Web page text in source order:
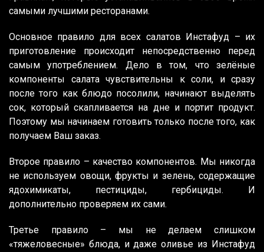
самыми лучшими ресторанами.
Основное правило для всех салатов Инстафуд – их
приготовление происходит непосредственно перед
самым употреблением. Дело в том, что зелёные
компоненты салата чувствительны к соли, и сразу
после того как блюдо посолили, начинают выделять
сок, который скапливается на дне и портит продукт.
Поэтому мы начинаем готовить только после того, как
получаем Ваш заказ.
Второе правило – качество компонентов. Мы никогда
не используем овощи, фрукты и зелень, содержащие
ядохимикаты, пестициды, гербициды. И
дополнительно проверяем их сами.
Третье правило – мы не делаем слишком
«тяжеловесные» блюда, и даже оливье из Инстафуд